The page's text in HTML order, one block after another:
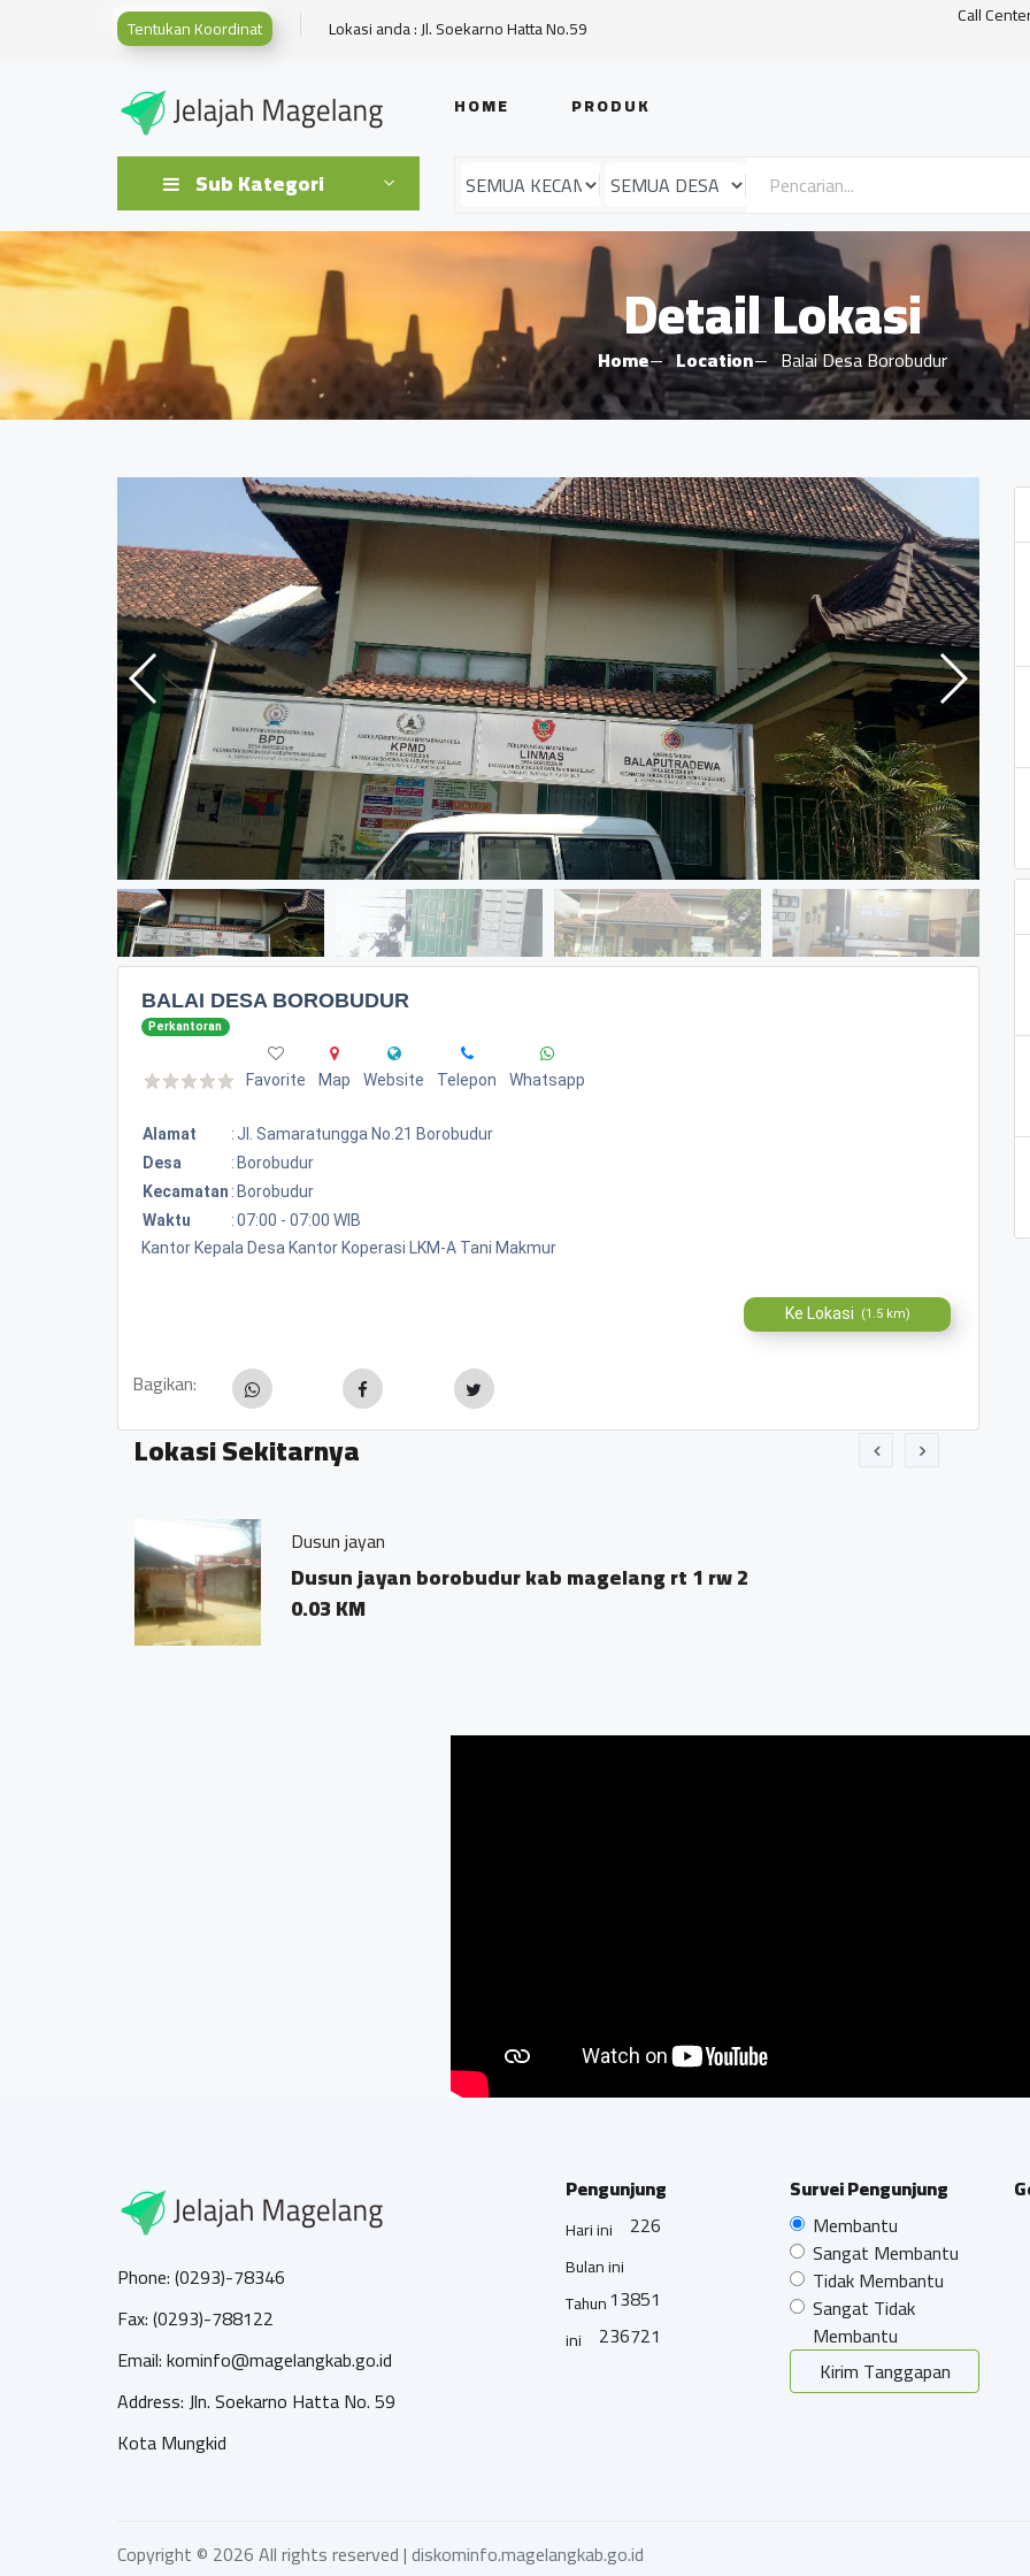
Tentukan Koordinat Lokasi anda : Jl. Soekarno Hatta No.59 Call
HOME PRODUK
Sub Kategori
Detail Lokasi
Home Location Balai Desa Borobudur
BALAI DESA BOROBUDUR
Perkantoran
Favorite Map Website Telepon Whatsapp
Alamat : Jl. Samaratungga No.21 Borobudur
Desa
: Borobudur
Kecamatan : Borobudur
Waktu
:07:00 - 07:00 WIB
Kantor Kepala Desa Kantor Koperasi LKM-A Tani Makmur
Ke Lokasi (1.5 km)
Bagikan:
Lokasi Sekitarnya
Dusun jayan
Dusun jayan borobudur kab magelang rt 1 rw 2
0.03 KM
Phone: (0293)-78346
Fax: (0293)-788122
Email: kominfo@magelangkab.go.id
Address: Jln. Soekarno Hatta No. 59
Kota Mungkid
Pengunjung
Hari ini 226
Bulan ini
13851
Tahun
ini
236721
Survei Pengunjung
Membantu
Sangat Membantu
Tidak Membantu
Sangat Tidak
Membantu
Kirim Tanggapan
Copyright © 2026 All rights reserved |diskominfo.magelangkab.go.id